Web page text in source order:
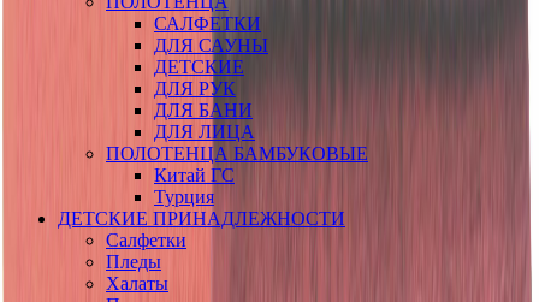
САЛФЕТКИ
ДЛЯ САУНЫ
ДЕТСКИЕ
ДЛЯ РУК
ДЛЯ БАНИ
ДЛЯ ЛИЦА
ПОЛОТЕНЦА БАМБУКОВЫЕ
Китай ГС
Турция
ДЕТСКИЕ ПРИНАДЛЕЖНОСТИ
Салфетки
Пледы
Халаты